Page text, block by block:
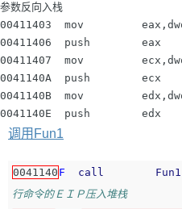
参数反向入栈
00411403  mov
00411406  push        eax
00411407  mov
0041140A  push        ecx
0041140B  mov
调用Fun1
0041140 F call Fun1
行命令的ＥＩＰ压入堆栈